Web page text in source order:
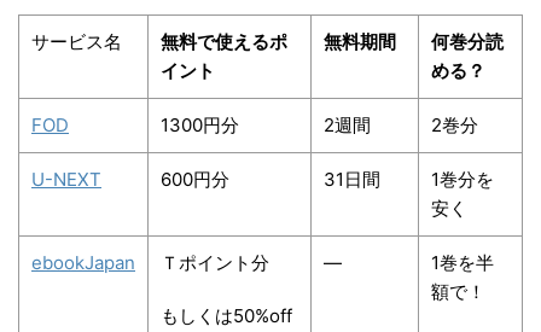
サービス名
無料で使えるポ
イント
無料期間
何巻分読
める？
FOD 1300円分 2週間 2巻分
U-NEXT 600円分 31日間
1巻分を
安く
ebookJapan Ｔポイント分
もしくは50%off
―
1巻を半
額で！